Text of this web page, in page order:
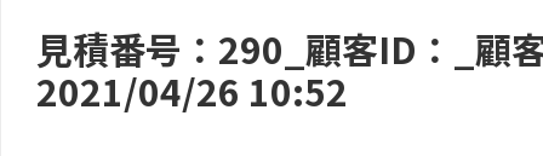
見積番号：290_顧客ID：_顧
2021/04/26 10:52